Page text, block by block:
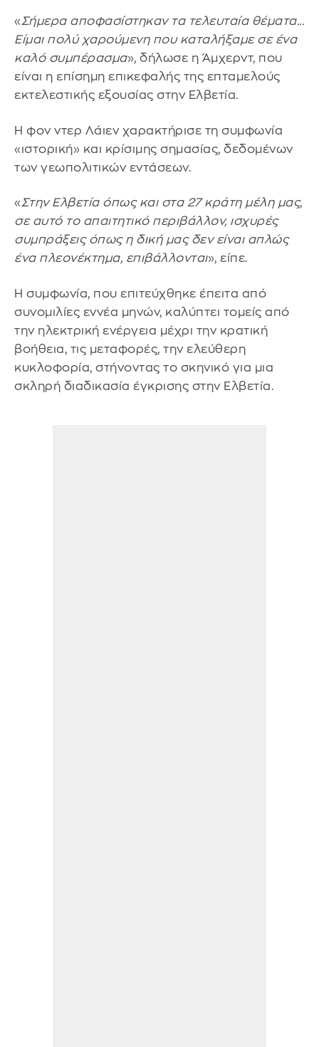
«Σήμερα αποφασίστηκαν τα τελευταία θέματα...
Είμαι πολύ χαρούμενη που καταλήξαμε σε ένα
καλό συμπέρασμα», δήλωσε η Άμχερντ, που
είναι η επίσημη επικεφαλής της επταμελούς
εκτελεστικής εξουσίας στην Ελβετία.
Η φον ντερ Λάιεν χαρακτήρισε τη συμφωνία
«ιστορική» και κρίσιμης σημασίας, δεδομένων
των γεωπολιτικών εντάσεων.
«Στην Ελβετία όπως και στα 27 κράτη μέλη μας,
σε αυτό το απαιτητικό περιβάλλον, ισχυρές
συμπράξεις όπως η δική μας δεν είναι απλώς
ένα πλεονέκτημα, επιβάλλονται», είπε.
Η συμφωνία, που επιτεύχθηκε έπειτα από
συνομιλίες εννέα μηνών, καλύπτει τομείς από
την ηλεκτρική ενέργεια μέχρι την κρατική
βοήθεια, τις μεταφορές, την ελεύθερη
κυκλοφορία, στήνοντας το σκηνικό για μια
σκληρή διαδικασία έγκρισης στην Ελβετία.